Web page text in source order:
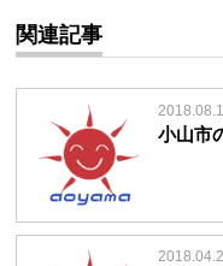
関連記事
小山市